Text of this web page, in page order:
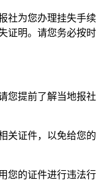
社为您办理挂失手续
证明。请您务必按时
您提前了解当地报社
关证件，以免给您的
您的证件进行违法行